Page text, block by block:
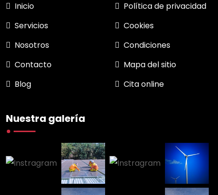
Inicio
Servicios
Nosotros
Contacto
Blog
Política de privacidad
Cookies
Condiciones
Mapa del sitio
Cita online
Nuestra galería